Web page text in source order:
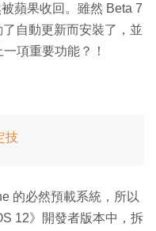
蘋果收回。雖然 Beta 7
自動更新而安裝了，並
項重要功能？！
技
的必然預載系統，所以
12》開發者版本中，拆